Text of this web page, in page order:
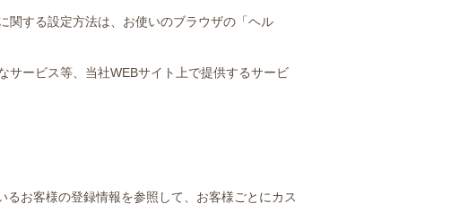
関する設定方法は、お使いのブラウザの「ヘル
サービス等、当社WEBサイト上で提供するサービ
お客様の登録情報を参照して、お客様ごとにカス